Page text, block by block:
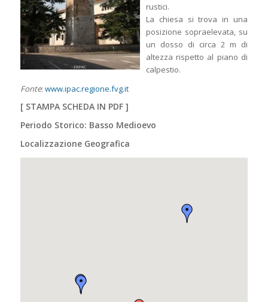
rustici.
La chiesa si trova in una
posizione sopraelevata, su
un dosso di circa 2 m di
altezza rispetto al piano di
calpestio.
Fonte: www.ipac.regione.fvg.it
[ STAMPA SCHEDA IN PDF]
Periodo Storico: Basso Medioevo
Localizzazione Geografica